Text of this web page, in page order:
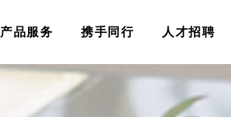
产品服务 携手同行 人才招聘